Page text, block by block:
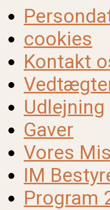
cookies
Kontakt
Udlejning
Gaver
Vores
IM
Program